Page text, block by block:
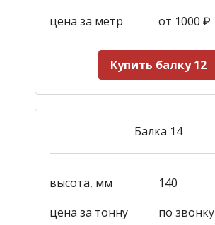
цена за метр
от 1000 ₽
Купить балку 12
Балка 14
высота, мм
140
цена за тонну
по звонку